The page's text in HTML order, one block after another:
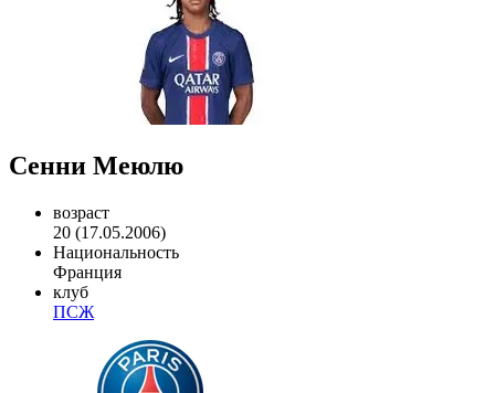
Сенни Меюлю
возраст
20 (17.05.2006)
Национальность
Франция
клуб
ПСЖ